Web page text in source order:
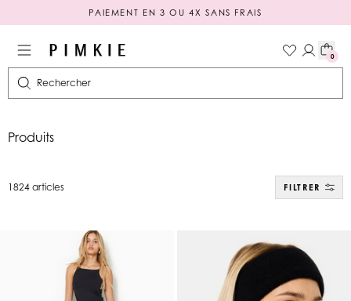
PAIEMENT EN 3 OU 4X SANS FRAIS
0
Rechercher
Produits
1824 articles FILTRER